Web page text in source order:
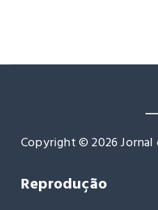
Copyright © 2026 Jornal
Reprodução